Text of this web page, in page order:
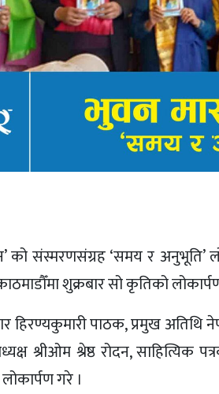
को संस्मरणसंग्रह ‘समय र
शुक्रबार सो कृतिको
हिरण्यकुमारी पाठक, प्रमुख अतिथि
श्रीओम श्रेष्ठ रोदन,
गरे ।